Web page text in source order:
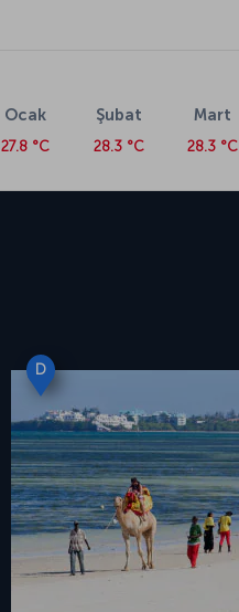
Ocak
27.8 °C
Şubat
28.3 °C
Mart
28.3 °C
D